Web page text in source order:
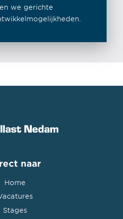
we gerichte
naar
Home
Stages